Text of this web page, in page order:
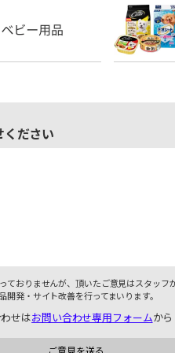
ください
ておりませんが、頂いたご意見はスタッフ
開発・サイト改善を行ってまいります。
せはお問い合わせ専用フォームから